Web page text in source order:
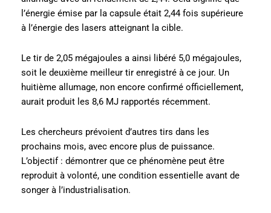
l’énergie émise par la capsule était 2,44 fois supérieure
à l’énergie des lasers atteignant la cible.
Le tir de 2,05 mégajoules a ainsi libéré 5,0 mégajoules,
soit le deuxième meilleur tir enregistré à ce jour. Un
huitième allumage, non encore confirmé officiellement,
aurait produit les 8,6 MJ rapportés récemment.
Les chercheurs prévoient d’autres tirs dans les
prochains mois, avec encore plus de puissance.
L’objectif : démontrer que ce phénomène peut être
reproduit à volonté, une condition essentielle avant de
songer à l’industrialisation.